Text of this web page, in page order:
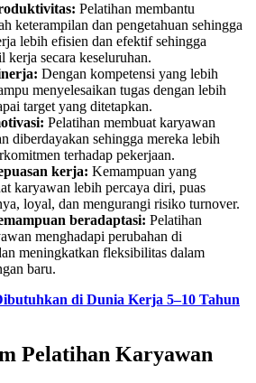
Pelatihan membantu
keterampilan dan pengetahuan sehingga
lebih efisien dan efektif sehingga
kerja secara keseluruhan.
Dengan kompetensi yang lebih
menyelesaikan tugas dengan lebih
target yang ditetapkan.
Pelatihan membuat karyawan
diberdayakan sehingga mereka lebih
terhadap pekerjaan.
kerja: Kemampuan yang
karyawan lebih percaya diri, puas
loyal, dan mengurangi risiko turnover.
beradaptasi: Pelatihan
menghadapi perubahan di
meningkatkan fleksibilitas dalam
baru.
di Dunia Kerja 5–10 Tahun
Pelatihan Karyawan